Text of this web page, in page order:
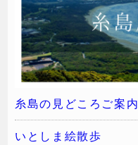
糸島の見どころご案内
いとしま絵散歩